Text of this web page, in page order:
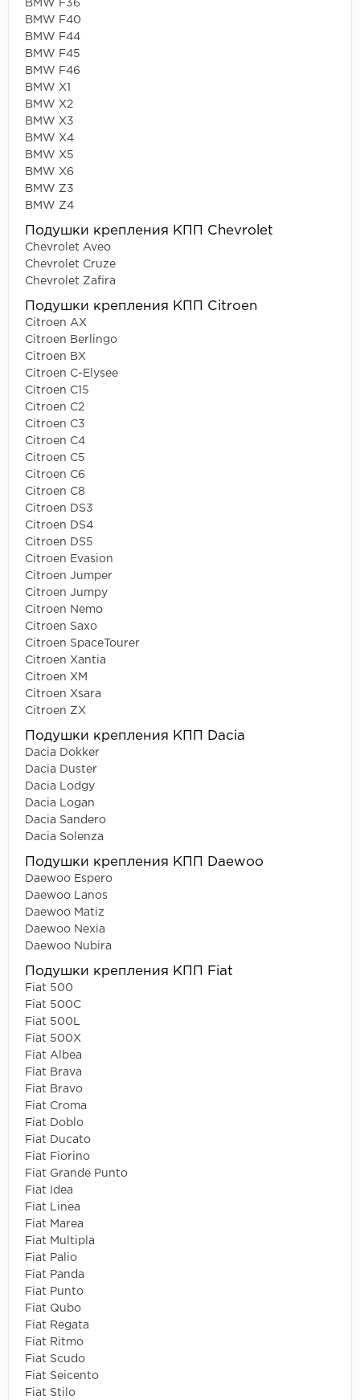
BMW F36
BMW F40
BMW F44
BMW F45
BMW F46
BMW X1
BMW X2
BMW X3
BMW X4
BMW X5
BMW X6
BMW Z3
BMW Z4
Подушки крепления КПП Chevrolet
Chevrolet Aveo
Chevrolet Cruze
Chevrolet Zafira
Подушки крепления КПП Citroen
Citroen AX
Citroen Berlingo
Citroen BX
Citroen C-Elysee
Citroen C15
Citroen C2
Citroen C3
Citroen C4
Citroen C5
Citroen C6
Citroen C8
Citroen DS3
Citroen DS4
Citroen DS5
Citroen Evasion
Citroen Jumper
Citroen Jumpy
Citroen Nemo
Citroen Saxo
Citroen SpaceTourer
Citroen Xantia
Citroen XM
Citroen Xsara
Citroen ZX
Подушки крепления КПП Dacia
Dacia Dokker
Dacia Duster
Dacia Lodgy
Dacia Logan
Dacia Sandero
Dacia Solenza
Подушки крепления КПП Daewoo
Daewoo Espero
Daewoo Lanos
Daewoo Matiz
Daewoo Nexia
Daewoo Nubira
Подушки крепления КПП Fiat
Fiat 500
Fiat 500C
Fiat 500L
Fiat 500X
Fiat Albea
Fiat Brava
Fiat Bravo
Fiat Croma
Fiat Doblo
Fiat Ducato
Fiat Fiorino
Fiat Grande Punto
Fiat Idea
Fiat Linea
Fiat Marea
Fiat Multipla
Fiat Palio
Fiat Panda
Fiat Punto
Fiat Qubo
Fiat Regata
Fiat Ritmo
Fiat Scudo
Fiat Seicento
Fiat Stilo